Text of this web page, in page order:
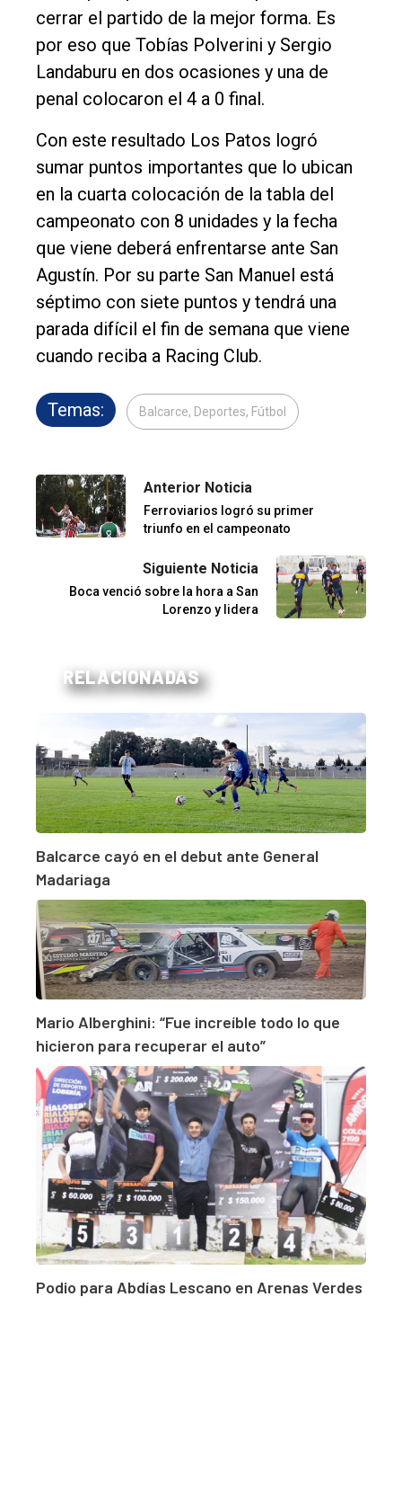
cerrar el partido de la mejor forma. Es
por eso que Tobías Polverini y Sergio
Landaburu en dos ocasiones y una de
penal colocaron el 4 a 0 final.
Con este resultado Los Patos logró
sumar puntos importantes que lo ubican
en la cuarta colocación de la tabla del
campeonato con 8 unidades y la fecha
que viene deberá enfrentarse ante San
Agustín. Por su parte San Manuel está
séptimo con siete puntos y tendrá una
parada difícil el fin de semana que viene
cuando reciba a Racing Club.
Temas: Balcarce, Deportes, Fútbol
Anterior Noticia
Ferroviarios logró su primer
triunfo en el campeonato
Siguiente Noticia
Boca venció sobre la hora a San
Lorenzo y lidera
RELACIONADAS
Balcarce cayó en el debut ante General
Madariaga
Mario Alberghini: “Fue increíble todo lo que
hicieron para recuperar el auto”
Podio para Abdías Lescano en Arenas Verdes